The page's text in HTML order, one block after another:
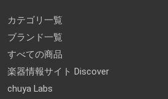
カテゴリ一覧
ブランド一覧
すべての商品
楽器情報サイト Discover
chuya Labs